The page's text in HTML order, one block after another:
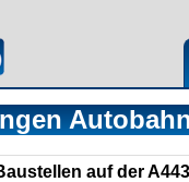
auf der A443